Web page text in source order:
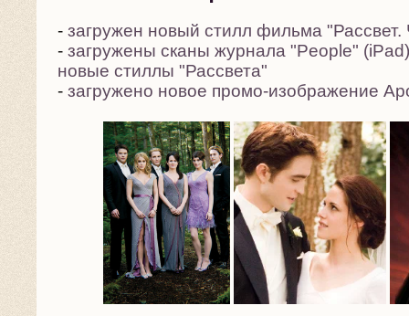
- загружен новый стилл фильма "Рассвет.
- загружены сканы журнала "People"
новые стиллы "Рассвета"
- загружено новое промо-изображение